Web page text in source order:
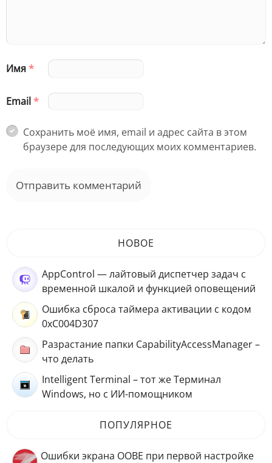
Имя*
Email*
Сохранить моё имя, email и адрес сайта в этом
браузере для последующих моих комментариев.
НОВОЕ
AppControl — лайтовый диспетчер задач с
временной шкалой и функцией оповещений
Ошибка сброса таймера активации с кодом
0xC004D307
Разрастание папки CapabilityAccessManager –
что делать
Intelligent Terminal – тот же Терминал
Windows, но с ИИ-помощником
ПОПУЛЯРНОЕ
Ошибки экрана OOBE при первой настройке